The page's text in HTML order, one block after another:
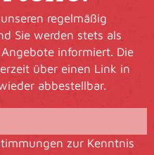
regelmäßig
Sie werden stets als
informiert. Die
über einen Link in
abbestellbar.
zur Kenntnis